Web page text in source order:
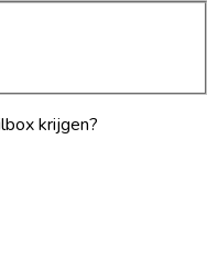
krijgen?